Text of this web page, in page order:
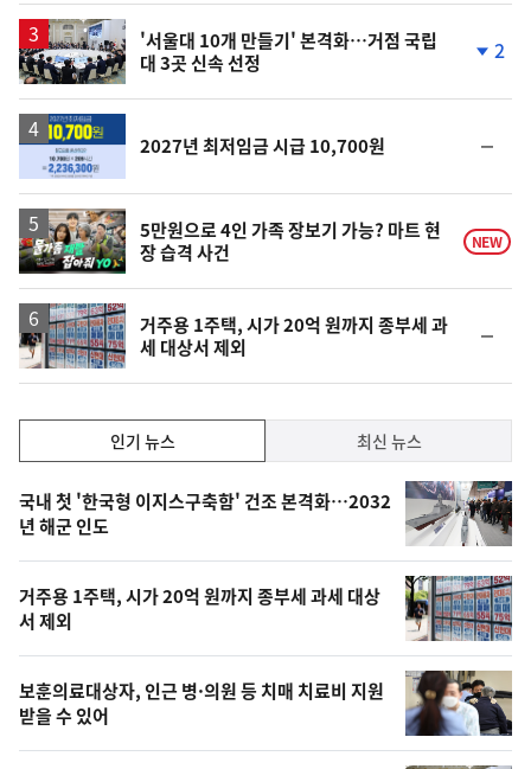
'서울대 10개 만들기' 본격화…거점 국립
대 3곳 신속 선정
2
2027년 최저임금 시급 10,700원
일
영
상
5만원으로 4인 가족 장보기 가능? 마트 현
장 습격 사건
NEW
거주용 1주택, 시가 20억 원까지 종부세 과
세 대상서 제외
일
기,
최
신,
늘
의
영
상
인기 뉴스 최신 뉴스
기
뉴
스
국내 첫 '한국형 이지스구축함' 건조 본격화…2032
년 해군 인도
거주용 1주택, 시가 20억 원까지 종부세 과세 대상
서 제외
보훈의료대상자, 인근 병·의원 등 치매 치료비 지원
받을 수 있어